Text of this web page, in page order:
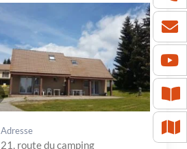
Adresse
21, route du camping